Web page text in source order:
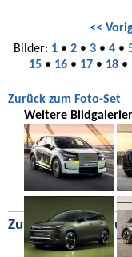
<<
Bilder: 1• 2• 3• 4•
15• 16• 17• 18•
Zurück zum Foto-Set
Weitere
Zufällige Bilder